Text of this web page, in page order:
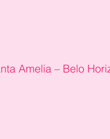
Amelia – Belo